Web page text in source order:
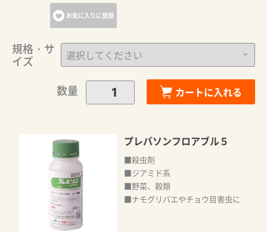
お気に入りに登録
規格・サ
イズ
数量
カートに入れる
プレバソンフロアブル５
■殺虫剤
■ジアミド系
■野菜、穀類
■ナモグリバエやチョウ目害虫に